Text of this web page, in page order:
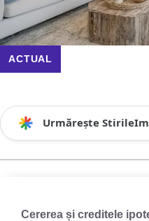
ACTUAL
Urmărește
Cererea și creditele